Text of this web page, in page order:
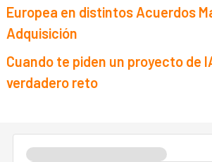
Europea en distintos Acuerdos
Adquisición
Cuando te piden un proyecto de
verdadero reto